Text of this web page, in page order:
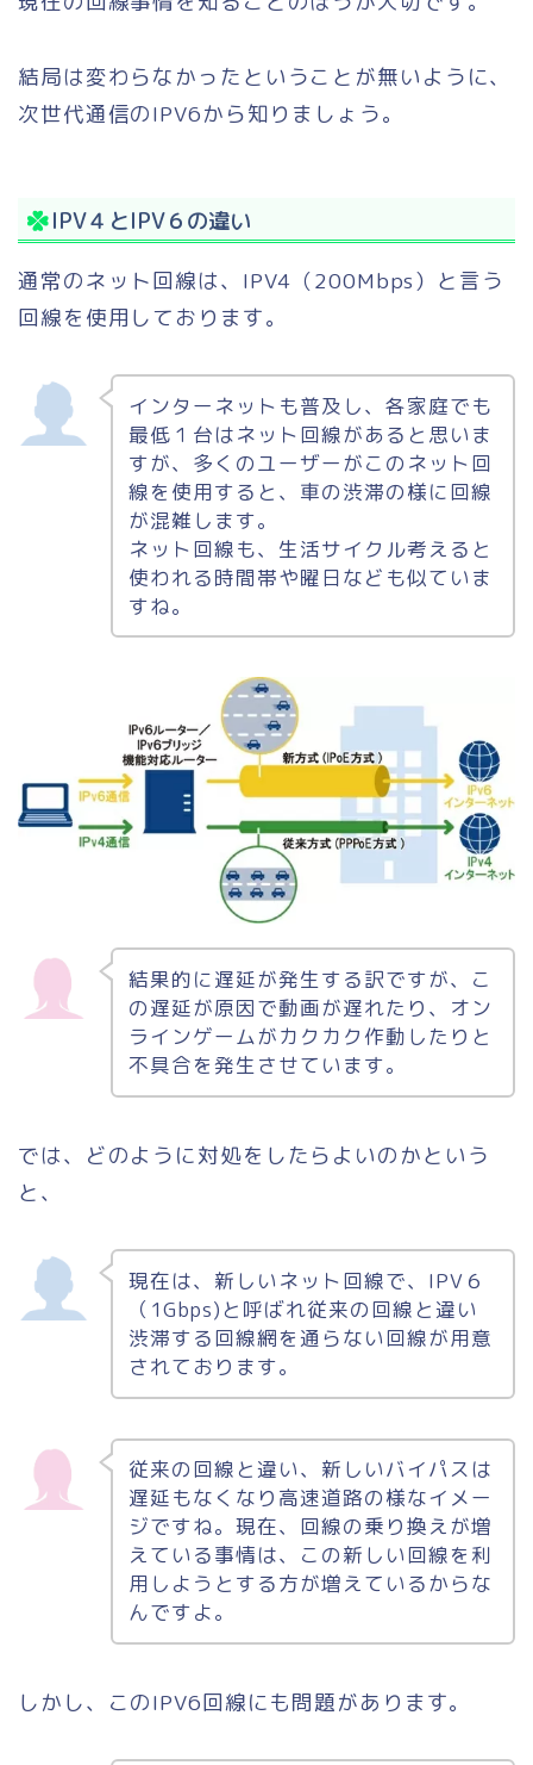
結局は変わらなかったということが無いように、
次世代通信のIPV6から知りましょう。
IPV４とIPV６の違い
通常のネット回線は、IPV4（200Mbps）と言う
回線を使用しております。
インターネットも普及し、各家庭でも
最低１台はネット回線があると思いま
すが、多くのユーザーがこのネット回
線を使用すると、車の渋滞の様に回線
が混雑します。
ネット回線も、生活サイクル考えると
使われる時間帯や曜日なども似ていま
すね。
結果的に遅延が発生する訳ですが、こ
の遅延が原因で動画が遅れたり、オン
ラインゲームがカクカク作動したりと
不具合を発生させています。
では、どのように対処をしたらよいのかという
と、
現在は、新しいネット回線で、IPV６
（1Gbps)と呼ばれ従来の回線と違い
渋滞する回線網を通らない回線が用意
されております。
従来の回線と違い、新しいバイパスは
遅延もなくなり高速道路の様なイメー
ジですね。現在、回線の乗り換えが増
えている事情は、この新しい回線を利
用しようとする方が増えているからな
んですよ。
しかし、このIPV6回線にも問題があります。